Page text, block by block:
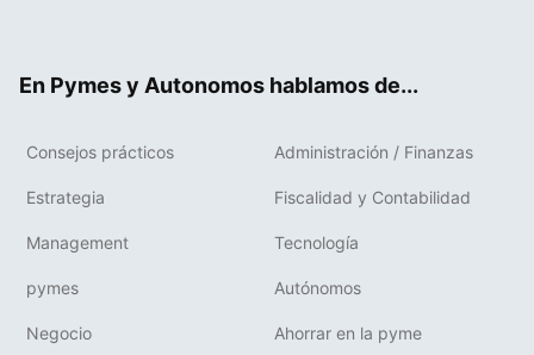
En Pymes y Autonomos hablamos de...
Consejos prácticos Administración / Finanzas
Estrategia Fiscalidad y Contabilidad
Management Tecnología
pymes Autónomos
Negocio Ahorrar en la pyme